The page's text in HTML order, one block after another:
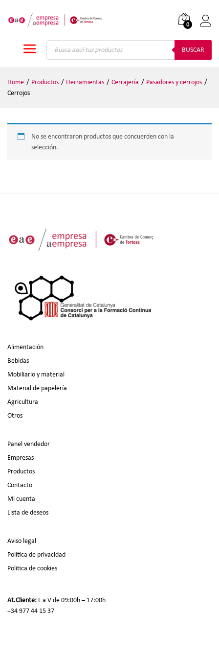
0
Búsqueda
BUSCAR
Home / Productos / Herramientas / Cerrajería / Pasadores y cerrojos /
Cerrojos
No se encontraron productos que concuerden con la
selección.
Alimentación
Bebidas
Mobiliario y material
Material de papelería
Agricultura
Otros
Panel vendedor
Empresas
Productos
Contacto
Mi cuenta
Lista de deseos
Aviso legal
Política de privacidad
Politica de cookies
At.Cliente: L a V de 09:00h – 17:00h
+34 977 44 15 37